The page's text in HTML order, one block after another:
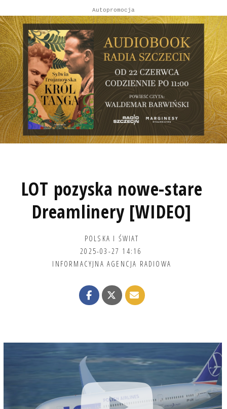
Reklama
Autopromocja
LOT pozyska nowe-stare
Dreamlinery [WIDEO]
POLSKA I ŚWIAT
2025-03-27 14:16
INFORMACYJNA AGENCJA RADIOWA